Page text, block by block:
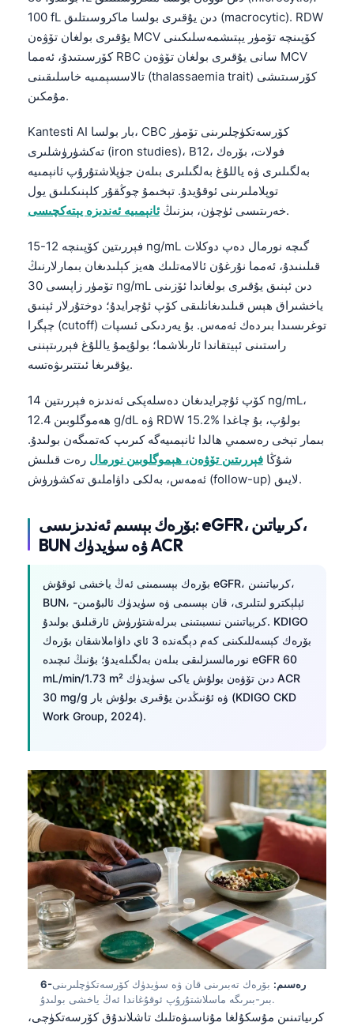
100 fL دىن يۇقىرى بولسا ماكروسىتلىق (macrocytic). RDW
يۇقىرى بولغان تۆۋەن MCV كۆپىنچە تۆمۈر يېتىشمەسلىكىنى
كۆرسىتىدۇ، ئەمما RBC سانى يۇقىرى بولغان تۆۋەن MCV
تالاسسېمىيە خاسلىقىنى (thalassaemia trait) كۆرسىتىشى
مۇمكىن.
Kantesti AI بار بولسا، CBC كۆرسەتكۈچلىرىنى تۆمۈر
تەكشۈرۈشلىرى (iron studies)، B12، فولات، بۆرەك
بەلگىلىرى ۋە ياللۇغ بەلگىلىرى بىلەن جۈپلاشتۇرۇپ ئانېمىيە
توپلاملىرىنى ئوقۇيدۇ. تېخىمۇ چوڭقۇر كلېنىكىلىق يول
خەرىتىسى ئۈچۈن، بىزنىڭ ئانېمىيە ئەندىزە يېتەكچىسى .
فېررىتين كۆپىنچە 12-15 ng/mL گىچە نورمال دەپ دوكلات
قىلىنىدۇ، ئەمما نۇرغۇن ئالامەتلىك ھەيز كېلىدىغان بىمارلارنىڭ
تۆمۈر زاپىسى 30 ng/mL دىن ئېنىق يۇقىرى بولغاندا ئۆزىنى
ياخشىراق ھېس قىلىدىغانلىقى كۆپ ئۇچرايدۇ؛ دوختۇرلار ئېنىق
چېگرا (cutoff) توغرىسىدا بىردەك ئەمەس. بۇ يەردىكى ئىسپات
راستىنى ئېيتقاندا ئارىلاشما؛ بولۇپمۇ ياللۇغ فېررىتېننى
يۇقىرىغا ئىتتىرىۋەتسە.
كۆپ ئۇچرايدىغان دەسلەپكى ئەندىزە فېررىتين 14 ng/mL،
ھەموگلوبىن 12.4 g/dL ۋە RDW 15.2% بولۇپ، بۇ چاغدا
بىمار تېخى رەسمىي ھالدا ئانېمىيەگە كىرىپ كەتمىگەن بولىدۇ.
شۇڭا فېررىتىن تۆۋەن، ھېموگلوبىن نورمال رەت قىلىش
ئەمەس، بەلكى داۋاملىق تەكشۈرۈش (follow-up) لايىق.
بۆرەك بېسىم ئەندىزىسى: eGFR، كرىياتىن،
BUN ۋە سۈيدۈك ACR
بۆرەك بېسىمىنى ئەڭ ياخشى ئوقۇش eGFR، كرىياتىنىن،
BUN، ئېلېكترو لىتلىرى، قان بېسىمى ۋە سۈيدۈك ئالبۇمىن-
كرېياتىنىن نىسبىتىنى بىرلەشتۈرۈش ئارقىلىق بولىدۇ. KDIGO
بۆرەك كېسەللىكىنى كەم دېگەندە 3 ئاي داۋاملاشقان بۆرەك
نورمالسىزلىقى بىلەن بەلگىلەيدۇ؛ بۇنىڭ ئىچىدە eGFR 60
mL/min/1.73 m² دىن تۆۋەن بولۇش ياكى سۈيدۈك ACR
30 mg/g ۋە ئۇنىڭدىن يۇقىرى بولۇش بار (KDIGO CKD
Work Group, 2024).
6-رەسىم: بۆرەك تەبىرىنى قان ۋە سۈيدۈك كۆرسەتكۈچلىرىنى
بىر-بىرىگە ماسلاشتۇرۇپ ئوقۇغاندا ئەڭ ياخشى بولىدۇ.
كرىياتىنىن مۇسكۇلغا مۇناسىۋەتلىك تاشلاندۇق كۆرسەتكۈچى،
Occitan
العربية المغربية
Afrikaans
Монгол
ພາສາລາວ
Basa Jawa
Cebuano
Кыргызча
Татар теле
Беларуская мова
Frysk
Ślōnskŏ gŏdka
Norsk bokmål